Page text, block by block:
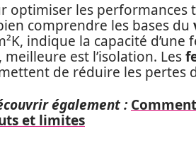
optimiser les performances
comprendre les bases du
indique la capacité
meilleure est l’isolation. Les
de réduire les pertes
également :
et limites